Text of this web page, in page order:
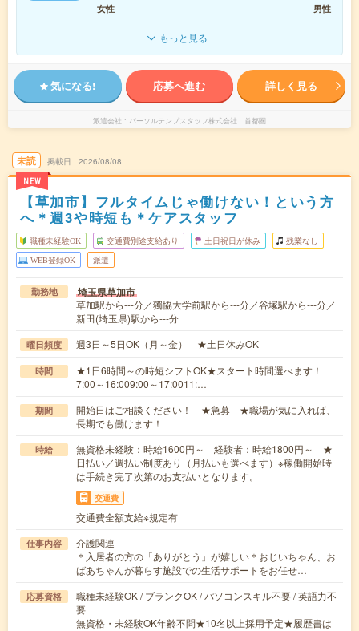
女性
男性
もっと見る
気になる! 応募へ進む 詳しく見る
派遣会社 パーソルテンプスタッフ株式会社 首都圏
未読
NEW
掲載日 2026/08/08
【草加市】フルタイムじゃ働けない！という方
へ＊週3や時短も＊ケアスタッフ
職種未経験OK 交通費別途支給あり 土日祝日が休み 残業なし
WEB登録OK 派遣
勤務地 埼玉県草加市
草加駅から---分／獨協大学前駅から---分／谷塚駅から---分／
新田(埼玉県)駅から---分
曜日頻度 週3日～5日OK（月～金） ★土日休みOK
時間
★1日6時間～の時短シフトOK★スタート時間選べます！
7:00～16:009:00～17:0011:…
期間
開始日はご相談ください！ ★急募 ★職場が気に入れば、
長期でも働けます！
時給
無資格未経験：時給1600円～ 経験者：時給1800円～ ★
日払い／週払い制度あり（月払いも選べます）※稼働開始時
は手続き完了次第のお支払いとなります。
交通費
交通費全額支給※規定有
仕事内容
介護関連
＊入居者の方の「ありがとう」が嬉しい＊おじいちゃん、お
ばあちゃんが暮らす施設での生活サポートをお任せ…
応募資格
職種未経験OK / ブランクOK / パソコンスキル不要 / 英語力不
要
無資格・未経験OK年齢不問★10名以上採用予定★履歴書は